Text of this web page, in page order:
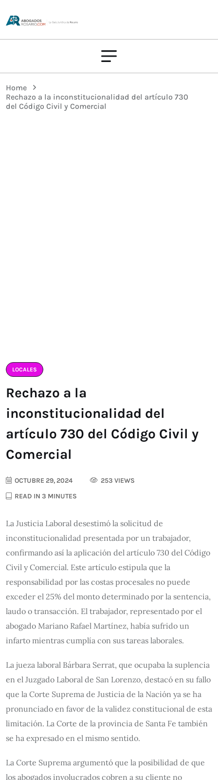
Home
Rechazo a la inconstitucionalidad del artículo 730
del Código Civil y Comercial
LOCALES
Rechazo a la
inconstitucionalidad del
artículo 730 del Código Civil y
Comercial
OCTUBRE 29, 2024
253 VIEWS
READ IN 3 MINUTES
La Justicia Laboral desestimó la solicitud de
inconstitucionalidad presentada por un trabajador,
confirmando así la aplicación del artículo 730 del Código
Civil y Comercial. Este artículo estipula que la
responsabilidad por las costas procesales no puede
exceder el 25% del monto determinado por la sentencia,
laudo o transacción. El trabajador, representado por el
abogado Mariano Rafael Martínez, había sufrido un
infarto mientras cumplía con sus tareas laborales.
La jueza laboral Bárbara Serrat, que ocupaba la suplencia
en el Juzgado Laboral de San Lorenzo, destacó en su fallo
que la Corte Suprema de Justicia de la Nación ya se ha
pronunciado en favor de la validez constitucional de esta
limitación. La Corte de la provincia de Santa Fe también
se ha expresado en el mismo sentido.
La Corte Suprema argumentó que la posibilidad de que
los abogados involucrados cobren a su cliente no